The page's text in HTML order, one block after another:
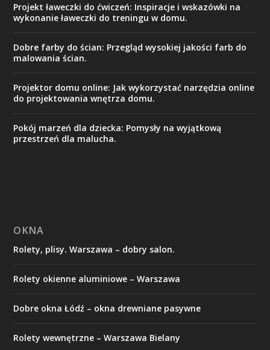
Projekt ławeczki do ćwiczeń: Inspiracje i wskazówki na
wykonanie ławeczki do treningu w domu.
Dobre farby do ścian: Przegląd wysokiej jakości farb do
malowania ścian.
Projektor domu online: Jak wykorzystać narzędzia online
do projektowania wnętrza domu.
Pokój marzeń dla dziecka: Pomysły na wyjątkową
przestrzeń dla malucha.
OKNA
Rolety, plisy. Warszawa – dobry salon.
Rolety okienne aluminiowe – Warszawa
Dobre okna Łódź – okna drewniane pasywne
Rolety wewnętrzne – Warszawa Bielany